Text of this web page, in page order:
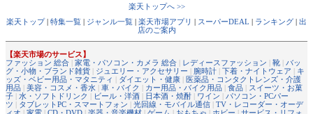
楽天トップへ >>
楽天トップ| 特集一覧 | ジャンル一覧 | 楽天市場アプリ | スーパーDEAL | ランキング | 出
店のご案内
【楽天市場のサービス】
ファッション 総合 | 家電・パソコン・カメラ 総合 | レディースファッション | 靴 | バッ
グ・小物・ブランド雑貨 | ジュエリー・アクセサリー | 腕時計 | 下着・ナイトウェア | キ
ッズ・ベビー用品・マタニティ | ダイエット・健康 | 医薬品・コンタクトレンズ・介護
用品 | 美容・コスメ・香水 | 車・バイク | カー用品・バイク用品 | 食品 | スイーツ・お菓
子 | 水・ソフトドリンク | ビール・洋酒 | 日本酒・焼酎 | ワイン | パソコン・PCパー
ツ | タブレットPC・スマートフォン | 光回線・モバイル通信 | TV・レコーダー・オーデ